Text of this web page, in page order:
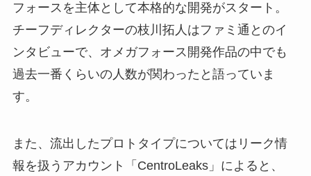
フォースを主体として本格的な開発がスタート。
チーフディレクターの枝川拓人はファミ通とのイ
ンタビューで、オメガフォース開発作品の中でも
過去一番くらいの人数が関わったと語っていま
す。
また、流出したプロトタイプについてはリーク情
報を扱うアカウント「CentroLeaks」によると、